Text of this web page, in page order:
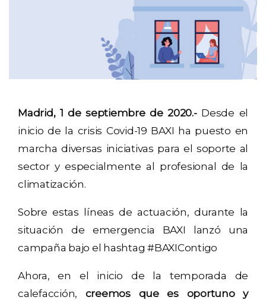
Madrid, 1 de septiembre de 2020.-Desde el
inicio de la crisis Covid-19 BAXI ha puesto en
marcha diversas iniciativas para el soporte al
sector y especialmente al profesional de la
climatización.
Sobre estas líneas de actuación, durante la
situación de emergencia BAXI lanzó una
campaña bajo el hashtag #BAXIContigo
Ahora, en el inicio de la temporada de
calefacción, creemos que es oportuno y